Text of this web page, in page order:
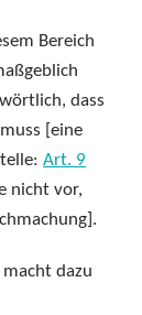
Bereich
dass
[eine
Art. 9
nicht vor,
macht dazu